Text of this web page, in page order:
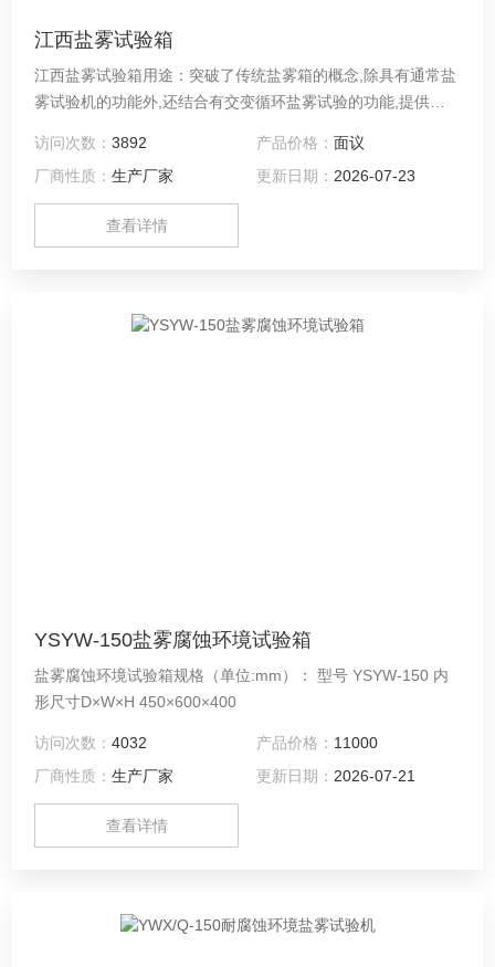
江西盐雾试验箱
江西盐雾试验箱用途：突破了传统盐雾箱的概念,除具有通常盐
雾试验机的功能外,还结合有交变循环盐雾试验的功能,提供了
干燥、盐雾等试验环境。 注：我厂可根据客户的技术要求,尺
寸大小定制各类非标试验室工作室尺寸范围：（3m3-
-100m3）
访问次数：3892 产品价格： 面议
厂商性质：生产厂家 更新日期： 2026-07-23
查看详情
YSYW-150盐雾腐蚀环境试验箱
盐雾腐蚀环境试验箱规格（单位:mm）： 型号 YSYW-150 内
形尺寸D×W×H 450×600×400
访问次数：4032 产品价格： 11000
厂商性质：生产厂家 更新日期： 2026-07-21
查看详情